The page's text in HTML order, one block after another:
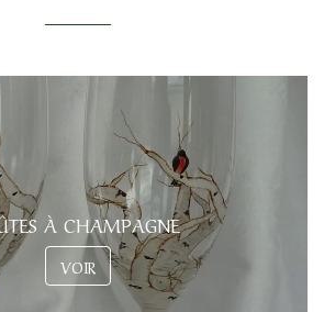
À CHAMPAGNE
VOIR